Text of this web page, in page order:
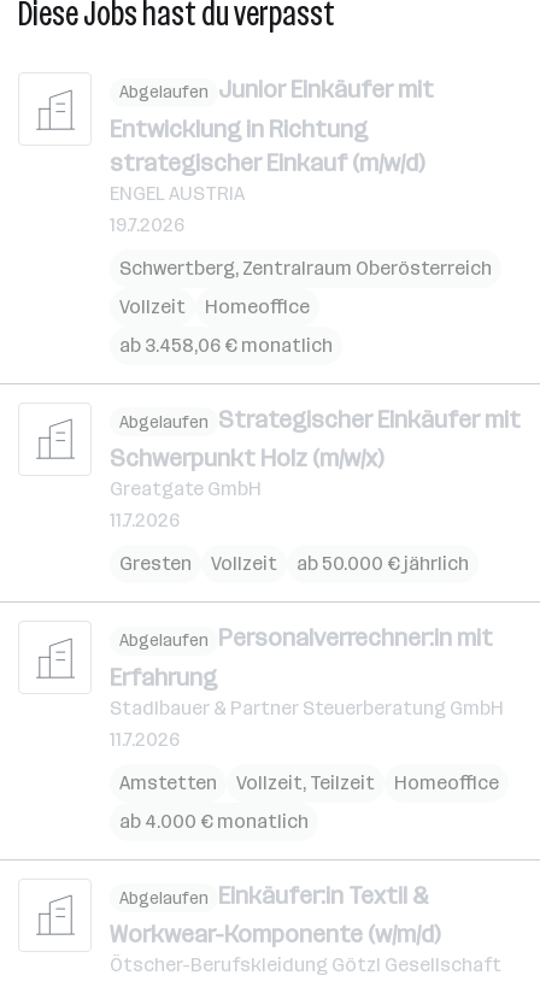
Diese Jobs hast du verpasst
Abgelaufen Junior Einkäufer mit
Entwicklung in Richtung
strategischer Einkauf (m/w/d)
ENGEL AUSTRIA
19.7.2026
Schwertberg, Zentralraum Oberösterreich
Vollzeit
Homeoffice
ab 3.458,06 € monatlich
Abgelaufen Strategischer Einkäufer mit
Schwerpunkt Holz (m/w/x)
Greatgate GmbH
11.7.2026
Gresten
Vollzeit ab 50.000 € jährlich
Abgelaufen Personalverrechner:in mit
Erfahrung
Stadlbauer & Partner Steuerberatung GmbH
11.7.2026
Amstetten
Vollzeit, Teilzeit
Homeoffice
ab 4.000 € monatlich
Abgelaufen Einkäufer:in Textil &
Workwear-Komponente (w/m/d)
Ötscher-Berufskleidung Götzl Gesellschaft